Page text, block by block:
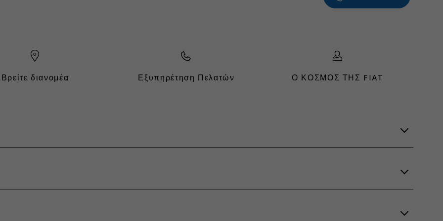
Βρείτε διανομέα Εξυπηρέτηση Πελατών Ο ΚΟΣΜΟΣ ΤΗΣ FIAT